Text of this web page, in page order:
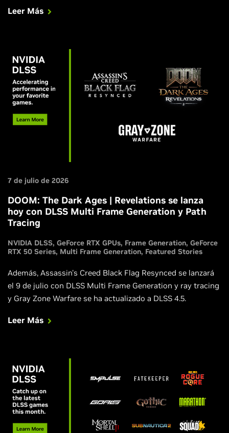
juego completo.
Leer Más
7 de julio de 2026
DOOM: The Dark Ages | Revelations se lanza
hoy con DLSS Multi Frame Generation y Path
Tracing
NVIDIA DLSS GeForce RTX GPUs Frame Generation GeForce
RTX 50 Series Multi Frame Generation Featured Stories
Además, Assassin's Creed Black Flag Resynced se lanzará
el 9 de julio con DLSS Multi Frame Generation y ray tracing
y Gray Zone Warfare se ha actualizado a DLSS 4.5.
Leer Más